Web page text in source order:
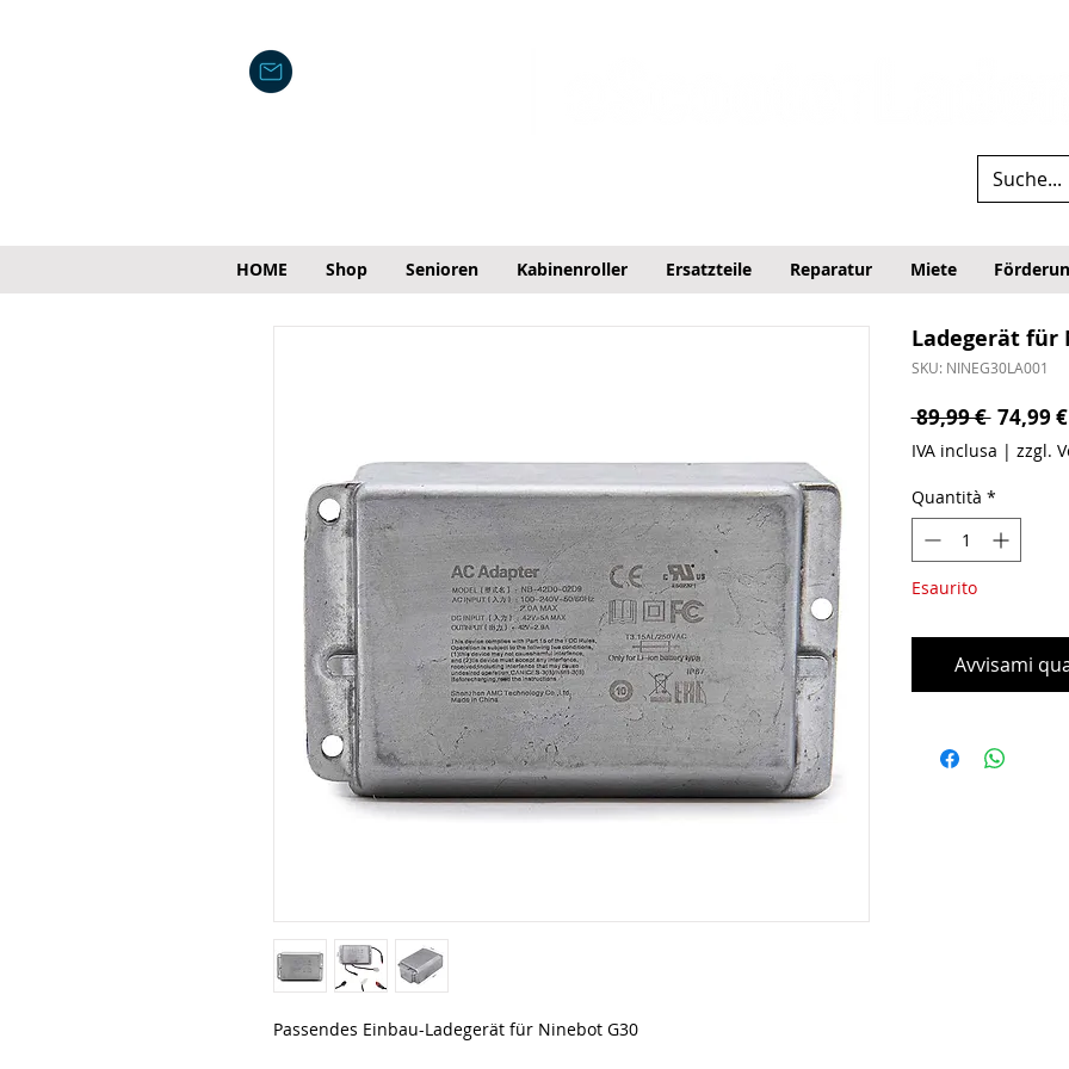
HOME Shop Senioren Kabinenroller Ersatzteile Reparatur Miete
Passendes Einbau-Ladegerät für Ninebot G30
Ladegerät für
SKU: NINEG30LA001
89,99 € Prezzo
74,99 €
IVA inclusa | zzgl.
Quantità *
Esaurito
Avvisami